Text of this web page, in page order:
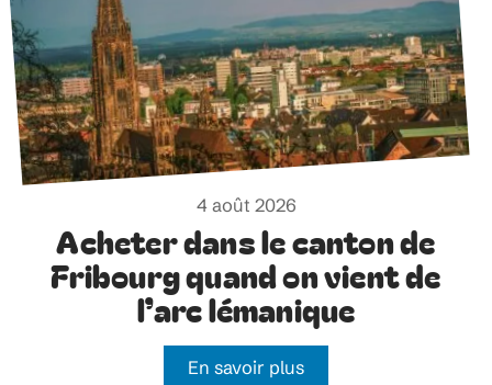
4 août 2026
Acheter dans le canton de
Fribourg quand on vient de
l’arc lémanique
En savoir plus